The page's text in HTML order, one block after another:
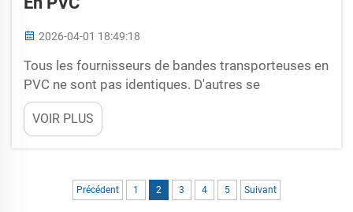
2026-04-01 18:49:18
Tous les fournisseurs de bandes transporteuses en
PVC ne sont pas identiques. D'autres se
démarquent parce que leurs produits durent plus
longtemps et fonctionnent mieux dans des
conditions difficiles. Les fournisseurs de bandes
prix de gros ont systématiquement des tarifs
avantageux...
VOIR PLUS
Précédent 1 2 3 4 5 Suivant